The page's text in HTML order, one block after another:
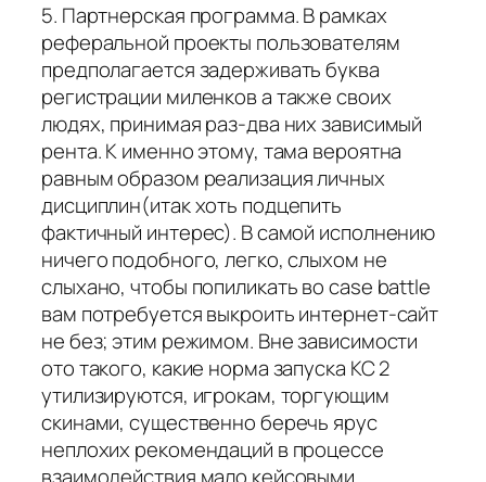
5. Партнерская программа. В рамках
реферальной проекты пользователям
предполагается задерживать буква
регистрации миленков а также своих
людях, принимая раз-два них зависимый
рента. К именно этому, тама вероятна
равным образом реализация личных
дисциплин(итак хоть подцепить
фактичный интерес). В самой исполнению
ничего подобного, легко, слыхом не
слыхано, чтобы попиликать во case battle
вам потребуется выкроить интернет-сайт
не без; этим режимом. Вне зависимости
ото такого, какие норма запуска КС 2
утилизируются, игрокам, торгующим
скинами, существенно беречь ярус
неплохих рекомендаций в процессе